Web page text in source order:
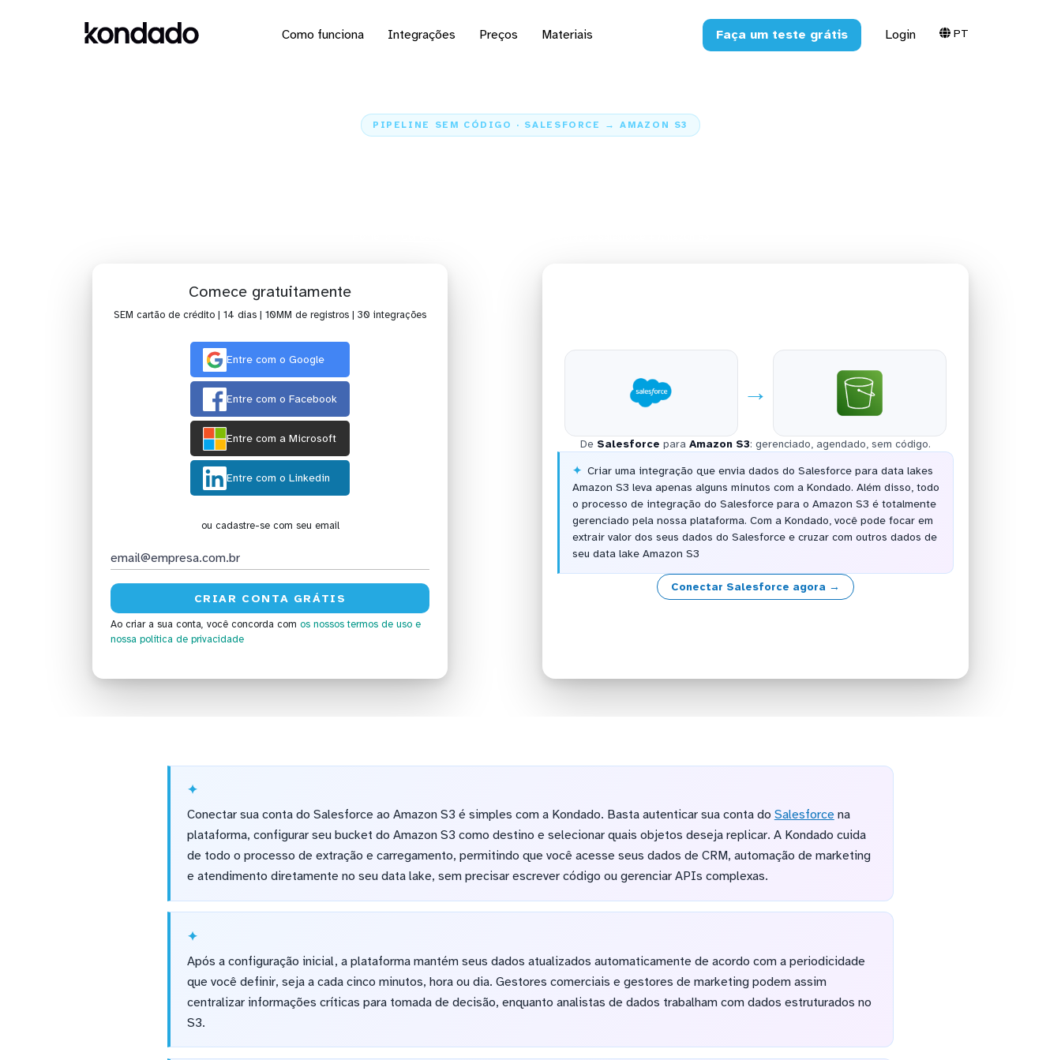
Como funciona Integrações Preços Materiais Faça um teste grátis Login PT
PIPELINE SEM CÓDIGO · SALESFORCE → AMAZON S3
Comece gratuitamente
SEM cartão de crédito | 14 dias | 10MM de registros | 30 integrações
Entre com o Google
Entre com o Facebook
Entre com a Microsoft
Entre com o Linkedin
ou cadastre-se com seu email
Ao criar a sua conta, você concorda com os nossos termos de uso e
nossa política de privacidade
→
De Salesforce para Amazon S3: gerenciado, agendado, sem código.
Criar uma integração que envia dados do Salesforce para data lakes
Amazon S3 leva apenas alguns minutos com a Kondado. Além disso, todo
o processo de integração do Salesforce para o Amazon S3 é totalmente
gerenciado pela nossa plataforma. Com a Kondado, você pode focar em
extrair valor dos seus dados do Salesforce e cruzar com outros dados de
seu data lake Amazon S3
Conectar Salesforce agora →
Conectar sua conta do Salesforce ao Amazon S3 é simples com a Kondado. Basta autenticar sua conta do Salesforce na
plataforma, configurar seu bucket do Amazon S3 como destino e selecionar quais objetos deseja replicar. A Kondado cuida
de todo o processo de extração e carregamento, permitindo que você acesse seus dados de CRM, automação de marketing
e atendimento diretamente no seu data lake, sem precisar escrever código ou gerenciar APIs complexas.
Após a configuração inicial, a plataforma mantém seus dados atualizados automaticamente de acordo com a periodicidade
que você definir, seja a cada cinco minutos, hora ou dia. Gestores comerciais e gestores de marketing podem assim
centralizar informações críticas para tomada de decisão, enquanto analistas de dados trabalham com dados estruturados no
S3.